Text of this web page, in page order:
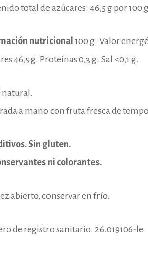
total de azúcares: 46,5 g por 100
nutricional 100 g. Valor
46,5 g. Proteínas 0,3 g. Sal <0,1 g.
natural.
a mano con fruta fresca de
Sin gluten.
ni colorantes.
abierto, conservar en frío.
de registro sanitario: 26.019106-le